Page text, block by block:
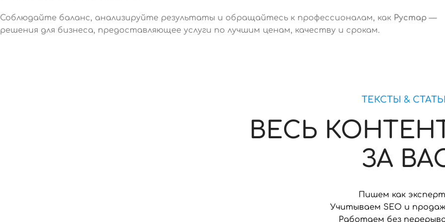
Соблюдайте баланс, анализируйте результаты и обращайтесь к профессионалам, как Рустар —
решения для бизнеса, предоставляющее услуги по лучшим ценам, качеству и срокам.
ТЕКСТЫ &
ВЕСЬ
ЗА
Пишем как
Учитываем SEO и
Работаем без